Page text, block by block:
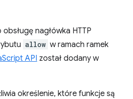
nagłówka HTTP
allow w ramach ramek
API został dodany w
określenie, które funkcje są